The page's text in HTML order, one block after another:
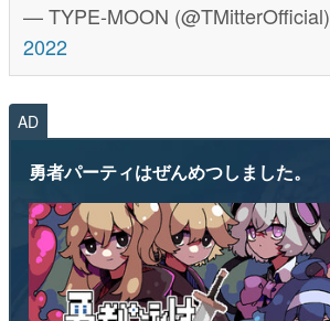
— TYPE-MOON (@TMitterOfficial)
2022
AD
勇者パーティはぜんめつしました。